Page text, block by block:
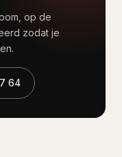
op de
zodat je
64